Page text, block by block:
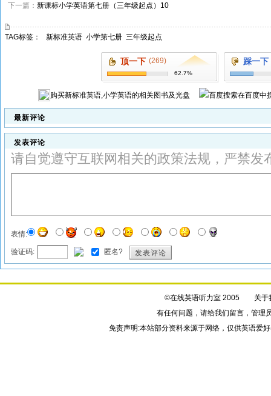
下一篇： 新课标小学英语第七册（三年级起点）10
TAG标签： 新标准英语 小学第七册 三年级起点
顶一下 (269)
62.7%
踩一下
购买新标准英语,小学英语的相关图书及光盘 在百度中
最新评论
发表评论
请自觉遵守互联网相关的政策法规，严禁发
表情:
验证码: 匿名? 发表评论
©在线英语听力室 2005 关于
有任何问题，请给我们留言，管理
免责声明:本站部分资料来源于网络，仅供英语爱